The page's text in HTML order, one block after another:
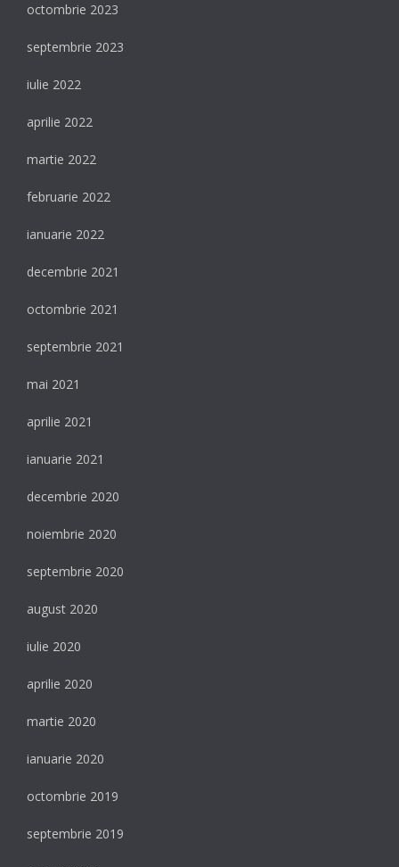
octombrie 2023
septembrie 2023
iulie 2022
aprilie 2022
martie 2022
februarie 2022
ianuarie 2022
decembrie 2021
octombrie 2021
septembrie 2021
mai 2021
aprilie 2021
ianuarie 2021
decembrie 2020
noiembrie 2020
septembrie 2020
august 2020
iulie 2020
aprilie 2020
martie 2020
ianuarie 2020
octombrie 2019
septembrie 2019